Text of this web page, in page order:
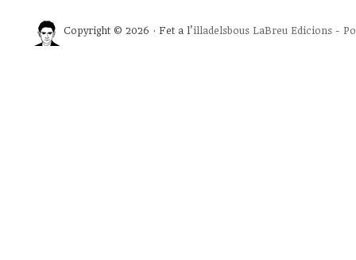
Copyright © 2026 · Fet a l'illadelsbous LaBreu Edicions -